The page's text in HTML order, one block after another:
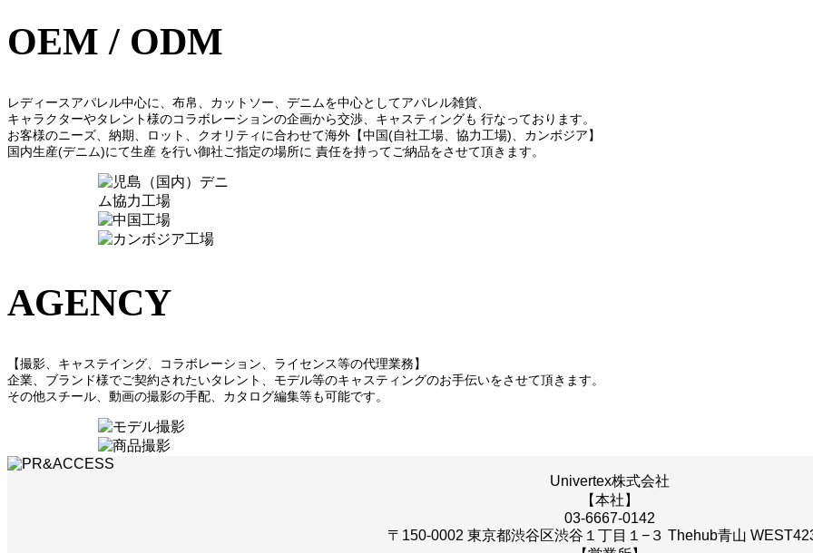
OEM / ODM
レディースアパレル中心に、布帛、カットソー、デニムを中心としてアパレル雑貨、
キャラクターやタレント様のコラボレーションの企画から交渉、キャスティングも 行なっております。
お客様のニーズ、納期、ロット、クオリティに合わせて海外【中国(自社工場、協力工場)、カンボジア】
国内生産(デニム)にて生産 を行い御社ご指定の場所に 責任を持ってご納品をさせて頂きます。
AGENCY
【撮影、キャステイング、コラボレーション、ライセンス等の代理業務】
企業、ブランド様でご契約されたいタレント、モデル等のキャスティングのお手伝いをさせて頂きます。
その他スチール、動画の撮影の手配、カタログ編集等も可能です。
Univertex株式会社
【本社】
03-6667-0142
〒150-0002 東京都渋谷区渋谷１丁目１−３ Thehub青山